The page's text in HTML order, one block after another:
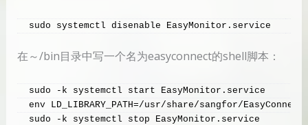
sudo systemctl disenable EasyMonitor.service
在～/bin目录中写一个名为easyconnect的shell脚本：
sudo -k systemctl start EasyMonitor.service
env LD_LIBRARY_PATH=/usr/share/sangfor/
sudo -k systemctl stop EasyMonitor.service